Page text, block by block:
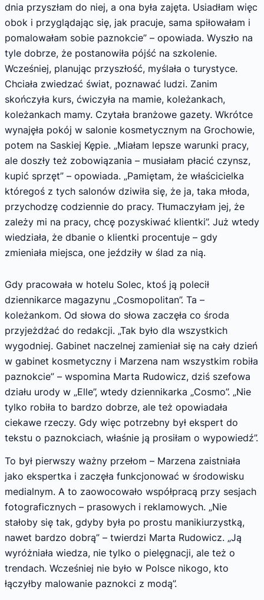
dnia przyszłam do niej, a ona była zajęta. Usiadłam więc
obok i przyglądając się, jak pracuje, sama spiłowałam i
pomalowałam sobie paznokcie” – opowiada. Wyszło na
tyle dobrze, że postanowiła pójść na szkolenie.
Wcześniej, planując przyszłość, myślała o turystyce.
Chciała zwiedzać świat, poznawać ludzi. Zanim
skończyła kurs, ćwiczyła na mamie, koleżankach,
koleżankach mamy. Czytała branżowe gazety. Wkrótce
wynajęła pokój w salonie kosmetycznym na Grochowie,
potem na Saskiej Kępie. „Miałam lepsze warunki pracy,
ale doszły też zobowiązania – musiałam płacić czynsz,
kupić sprzęt” – opowiada. „Pamiętam, że właścicielka
któregoś z tych salonów dziwiła się, że ja, taka młoda,
przychodzę codziennie do pracy. Tłumaczyłam jej, że
zależy mi na pracy, chcę pozyskiwać klientki”. Już wtedy
wiedziała, że dbanie o klientki procentuje – gdy
zmieniała miejsca, one jeździły w ślad za nią.
Gdy pracowała w hotelu Solec, ktoś ją polecił
dziennikarce magazynu „Cosmopolitan”. Ta –
koleżankom. Od słowa do słowa zaczęła co środa
przyjeżdżać do redakcji. „Tak było dla wszystkich
wygodniej. Gabinet naczelnej zamieniał się na cały dzień
w gabinet kosmetyczny i Marzena nam wszystkim robiła
paznokcie” – wspomina Marta Rudowicz, dziś szefowa
działu urody w „Elle”, wtedy dziennikarka „Cosmo”. „Nie
tylko robiła to bardzo dobrze, ale też opowiadała
ciekawe rzeczy. Gdy więc potrzebny był ekspert do
tekstu o paznokciach, właśnie ją prosiłam o wypowiedź”.
To był pierwszy ważny przełom – Marzena zaistniała
jako ekspertka i zaczęła funkcjonować w środowisku
medialnym. A to zaowocowało współpracą przy sesjach
fotograficznych – prasowych i reklamowych. „Nie
stałoby się tak, gdyby była po prostu manikiurzystką,
nawet bardzo dobrą” – twierdzi Marta Rudowicz. „Ją
wyróżniała wiedza, nie tylko o pielęgnacji, ale też o
trendach. Wcześniej nie było w Polsce nikogo, kto
łączyłby malowanie paznokci z modą”.